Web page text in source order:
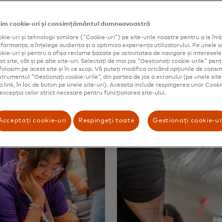
spun: «Nu așa funcționează lumea» sau «Nu așa
a spus Alissa „Dr. Jay” Abdullah, directorul adjunct
„Sunt pline de idei și este responsabilitatea noastră
și să ne gândim cum s-ar putea materializa în viitor.”
cookie-uri și consimțământul dumneavoastră
uri și tehnologii similare ("Cookie-uri") pe site-urile noastre pentru a le
a înțelege audiența și a optimiza experiența utilizatorului. Pe unele
uri și pentru a afișa reclame bazate pe activitatea de navigare și
site, cât și pe alte site-uri. Selectați de mai jos "Gestionați cookie-urile"
pe acest site și în ce scop. Vă puteți modifica oricând opțiunile de
"Gestionați cookie-urile", din partea de jos a ecranului (pe unele
link, în loc de buton pe unele site-uri). Aceasta include respingerea unor
celor strict necesare pentru funcționarea site-ului.
cookie-uri Respingeți toate Gestionați cookie-